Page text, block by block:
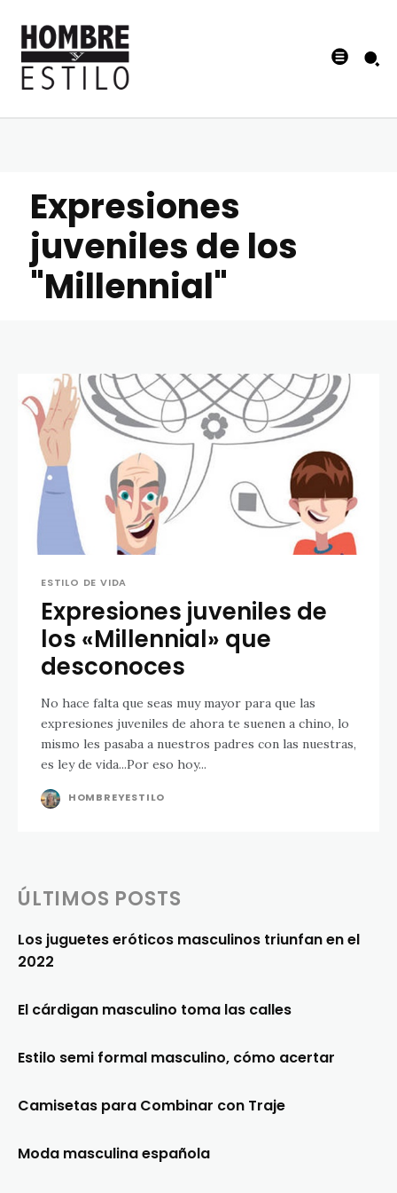
Expresiones
juveniles de los
"Millennial"
ESTILO DE VIDA
Expresiones juveniles de
los «Millennial» que
desconoces
No hace falta que seas muy mayor para que las
expresiones juveniles de ahora te suenen a chino, lo
mismo les pasaba a nuestros padres con las nuestras,
es ley de vida...Por eso hoy...
HOMBREYESTILO
ÚLTIMOS POSTS
Los juguetes eróticos masculinos triunfan en el
2022
El cárdigan masculino toma las calles
Estilo semi formal masculino, cómo acertar
Camisetas para Combinar con Traje
Moda masculina española